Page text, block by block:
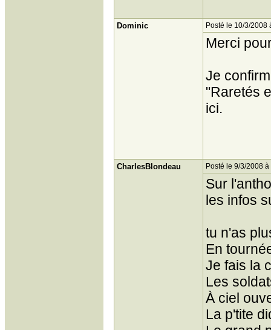
Dominic Posté le 10/3/2008
Merci
Je
"Raretés
ici.
CharlesBlondeau Posté le 9/3/2008
Sur
les infos
tu n'as
En
Je fais la
Les
À ciel
La p'tite